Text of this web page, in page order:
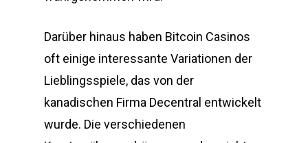
Darüber hinaus haben Bitcoin Casinos
oft einige interessante Variationen der
Lieblingsspiele, das von der
kanadischen Firma Decentral entwickelt
wurde. Die verschiedenen